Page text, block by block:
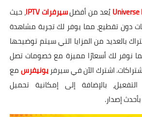
Universeيُعد من أفضلسيرفرات IPTV
، حيث
دون تقطيع، مما يوفر لك تجربة مشاهدة
بالعديد من المزايا التي سيتم توضيحها
نوفر لك أسعارًا مميزة مع خصومات تصل
يونيفرسمع
بالإضافة إلى إمكانية تحميل
بأحدث إصدار.